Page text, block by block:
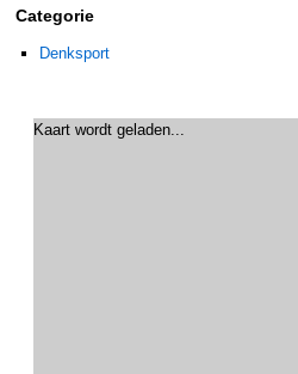
Categorie
Denksport
Kaart wordt geladen...